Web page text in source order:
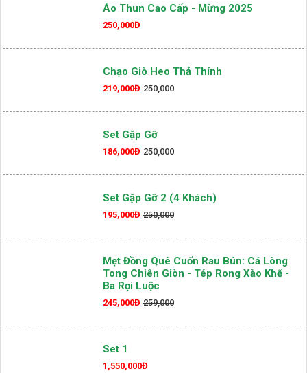
239,000Đ 249,000
Áo Thun Cao Cấp - Mừng 2025
250,000Đ
Chạo Giò Heo Thả Thính
219,000Đ 250,000
Set Gặp Gỡ
186,000Đ 250,000
Set Gặp Gỡ 2 (4 Khách)
195,000Đ 250,000
Mẹt Đồng Quê Cuốn Rau Bún: Cá Lòng
Ba Rọi Luộc
245,000Đ